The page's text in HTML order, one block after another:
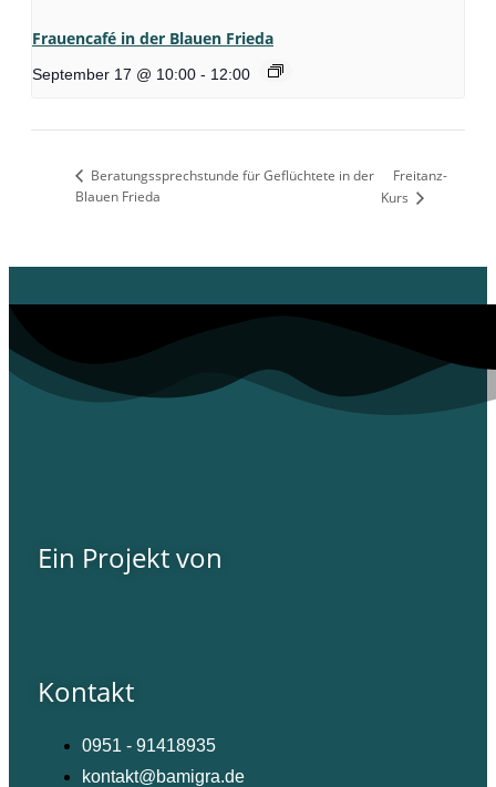
Frauencafé in der Blauen Frieda
September 17 @ 10:00 - 12:00
Beratungssprechstunde für Geflüchtete in der
Blauen Frieda
Freitanz-
Kurs
Ein Projekt von
Kontakt
0951 - 91418935
kontakt@bamigra.de